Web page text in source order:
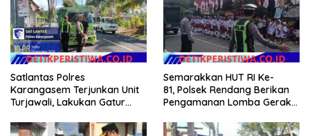
Satlantas Polres
Karangasem Terjunkan Unit
Turjawali, Lakukan Gatur
Gangga
Semarakkan HUT RI Ke-
81, Polsek Rendang Berikan
Pengamanan Lomba Gerak
Rendang